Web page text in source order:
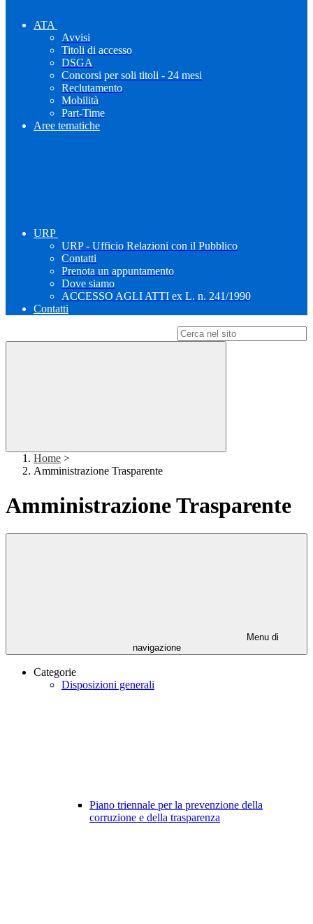
ATA
Avvisi
Titoli di accesso
DSGA
Concorsi per soli titoli - 24 mesi
Reclutamento
Mobilità
Part-Time
Aree tematiche
URP
URP - Ufficio Relazioni con il Pubblico
Contatti
Prenota un appuntamento
Dove siamo
ACCESSO AGLI ATTI ex L. n. 241/1990
Contatti
Home >
Amministrazione Trasparente
Amministrazione Trasparente
Menu di
navigazione
Categorie
Disposizioni generali
Piano triennale per la prevenzione della
corruzione e della trasparenza